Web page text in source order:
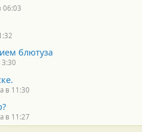
06:03
блютуза
в 11:30
в 11:27